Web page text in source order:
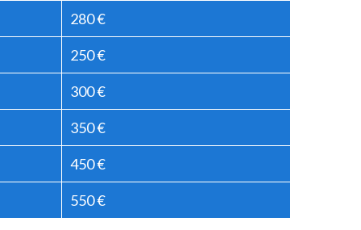
280 €
250 €
300 €
350 €
450 €
550 €